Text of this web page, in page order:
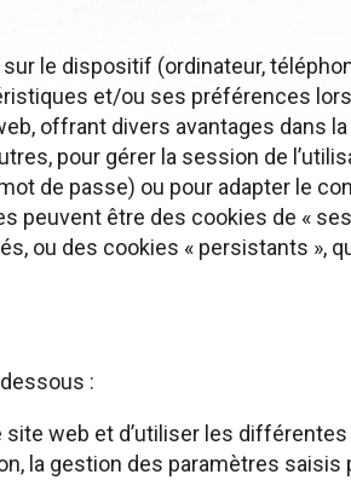
le dispositif (ordinateur,
et/ou ses préférences
offrant divers avantages dans la
pour gérer la session de
de passe) ou pour adapter le
peuvent être des cookies de «
ou des cookies « persistants »,
:
site web et d’utiliser les
la gestion des paramètres saisis